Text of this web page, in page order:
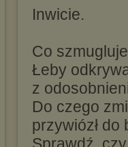
Inwicie.
Co
Łeby
z
Do czego
przywiózł do